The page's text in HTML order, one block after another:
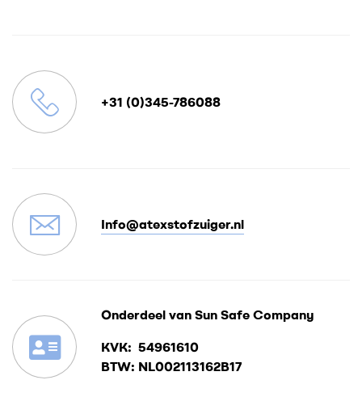
+31 (0)345-786088
Info@atexstofzuiger.nl
Onderdeel van Sun Safe Company
KVK: 54961610
BTW: NL002113162B17